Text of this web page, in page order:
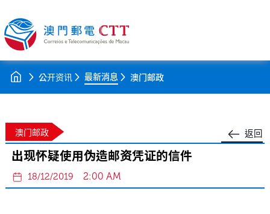
公开资讯 最新消息 澳门邮政
返回
澳门邮政
出现怀疑使用伪造邮资凭证的信件
18/12/2019 2:00 AM